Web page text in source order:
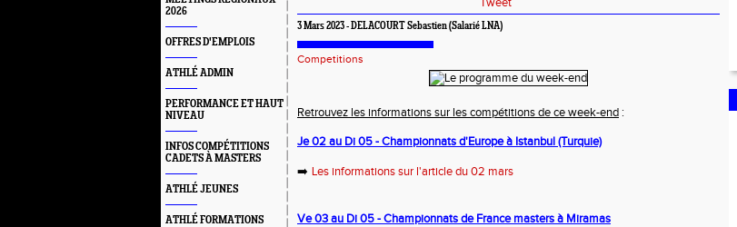
2026
OFFRES D'EMPLOIS
ATHLÉ ADMIN
PERFORMANCE ET HAUT
NIVEAU
INFOS COMPÉTITIONS
CADETS À MASTERS
ATHLÉ JEUNES
ATHLÉ FORMATIONS
3 Mars 2023 - DELACOURT Sebastien (Salarié LNA)
Competitions
Retrouvez les informations sur les compétitions de ce week-end :
Je 02 au Di 05 - Championnats d'Europe à Istanbul (Turquie)
➡️ Les informations sur l'article du 02 mars
Ve 03 au Di 05 - Championnats de France masters à Miramas